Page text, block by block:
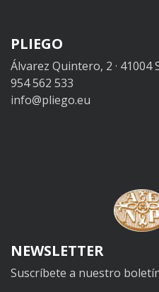
PLIEGO
Álvarez Quintero, 2 · 41004
954 562 533
info@pliego.eu
NEWSLETTER
Suscríbete a nuestro